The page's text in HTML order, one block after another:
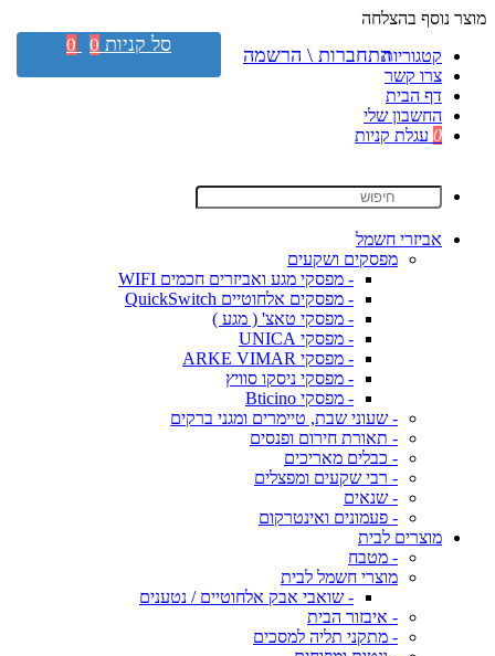
מוצר נוסף בהצלחה
קטגוריות
צרו קשר
דף הבית
החשבון שלי
0 עגלת קניות
אביזרי חשמל
מפסקים ושקעים
- מפסקי מגע ואביזרים חכמים WIFI
- מפסקים אלחוטיים QuickSwitch
- מפסקי טאצ' ( מגע )
- מפסקי UNICA
- מפסקי ARKE VIMAR
- מפסקי ניסקו סוויץ
- מפסקי Bticino
- שעוני שבת, טיימרים ומגני ברקים
- תאורת חירום ופנסים
- כבלים מאריכים
- רבי שקעים ומפצלים
- שנאים
- פעמונים ואינטרקום
מוצרים לבית
- מטבח
מוצרי חשמל לבית
- שואבי אבק אלחוטיים / נטענים
- איבזור הבית
- מתקני תליה למסכים
התחברות \ הרשמה סל קניות 0
0